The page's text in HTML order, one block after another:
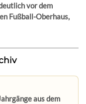
vor dem
Fußball-Oberhaus,
aus dem